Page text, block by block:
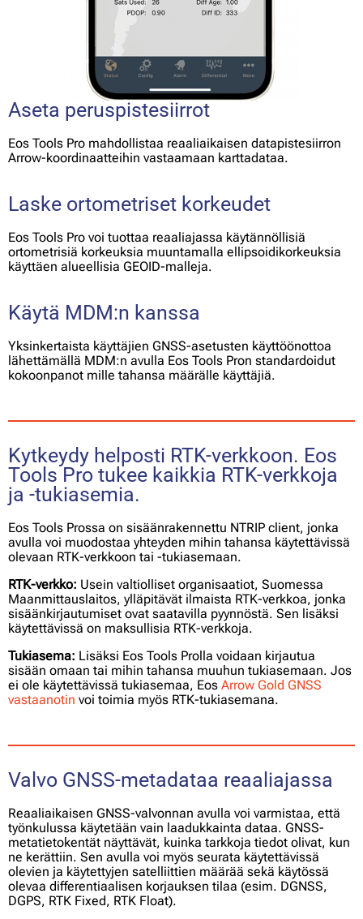
Aseta peruspistesiirrot
Eos Tools Pro mahdollistaa reaaliaikaisen datapistesiirron
Arrow-koordinaatteihin vastaamaan karttadataa.
Laske ortometriset korkeudet
Eos Tools Pro voi tuottaa reaaliajassa käytännöllisiä
ortometrisiä korkeuksia muuntamalla ellipsoidikorkeuksia
käyttäen alueellisia GEOID-malleja.
Käytä MDM:n kanssa
Yksinkertaista käyttäjien GNSS-asetusten käyttöönottoa
lähettämällä MDM:n avulla Eos Tools Pron standardoidut
kokoonpanot mille tahansa määrälle käyttäjiä.
Kytkeydy helposti RTK-verkkoon. Eos
Tools Pro tukee kaikkia RTK-verkkoja
ja -tukiasemia.
Eos Tools Prossa on sisäänrakennettu NTRIP client, jonka
avulla voi muodostaa yhteyden mihin tahansa käytettävissä
olevaan RTK-verkkoon tai -tukiasemaan.
RTK-verkko: Usein valtiolliset organisaatiot, Suomessa
Maanmittauslaitos, ylläpitävät ilmaista RTK-verkkoa, jonka
sisäänkirjautumiset ovat saatavilla pyynnöstä. Sen lisäksi
käytettävissä on maksullisia RTK-verkkoja.
Tukiasema: Lisäksi Eos Tools Prolla voidaan kirjautua
sisään omaan tai mihin tahansa muuhun tukiasemaan. Jos
ei ole käytettävissä tukiasemaa, Eos Arrow Gold GNSS
vastaanotin voi toimia myös RTK-tukiasemana.
Valvo GNSS-metadataa reaaliajassa
Reaaliaikaisen GNSS-valvonnan avulla voi varmistaa, että
työnkulussa käytetään vain laadukkainta dataa. GNSS-
metatietokentät näyttävät, kuinka tarkkoja tiedot olivat, kun
ne kerättiin. Sen avulla voi myös seurata käytettävissä
olevien ja käytettyjen satelliittien määrää sekä käytössä
olevaa differentiaalisen korjauksen tilaa (esim. DGNSS,
DGPS, RTK Fixed, RTK Float).